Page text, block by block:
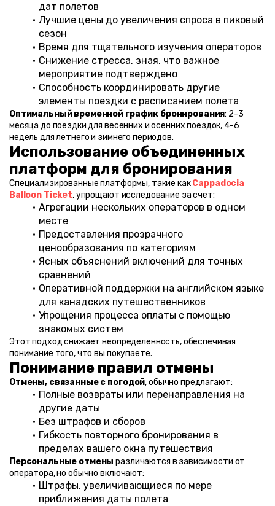
дат полетов
Лучшие цены до увеличения спроса в пиковый
сезон
Время для тщательного изучения операторов
Снижение стресса, зная, что важное
мероприятие подтверждено
Способность координировать другие
элементы поездки с расписанием полета
Оптимальный временной график бронирования: 2-3
месяца до поездки для весенних и осенних поездок, 4-6
недель для летнего и зимнего периодов.
Использование объединенных
платформ для бронирования
Специализированные платформы, такие как Cappadocia
Balloon Ticket, упрощают исследование за счет:
Агрегации нескольких операторов в одном
месте
Предоставления прозрачного
ценообразования по категориям
Ясных объяснений включений для точных
сравнений
Оперативной поддержки на английском языке
для канадских путешественников
Упрощения процесса оплаты с помощью
знакомых систем
Этот подход снижает неопределенность, обеспечивая
понимание того, что вы покупаете.
Понимание правил отмены
Отмены, связанные с погодой, обычно предлагают:
Полные возвраты или перенаправления на
другие даты
Без штрафов и сборов
Гибкость повторного бронирования в
пределах вашего окна путешествия
Персональные отмены различаются в зависимости от
оператора, но обычно включают:
Штрафы, увеличивающиеся по мере
приближения даты полета